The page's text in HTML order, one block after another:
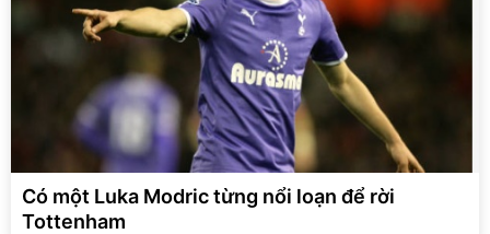
Có một Luka Modric từng nổi loạn để rời
Tottenham